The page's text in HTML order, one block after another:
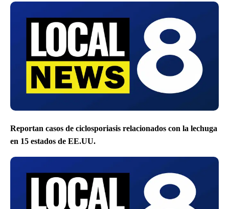
Reportan casos de ciclosporiasis relacionados con la lechuga
en 15 estados de EE.UU.